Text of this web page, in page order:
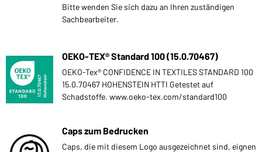
Bitte wenden Sie sich dazu an Ihren zuständigen
Sachbearbeiter.
OEKO-TEX® Standard 100 (15.0.70467)
OEKO-Tex® CONFIDENCE IN TEXTILES STANDARD 100
15.0.70467 HOHENSTEIN HTTI Getestet auf
Schadstoffe. www.oeko-tex.com/standard100
Caps zum Bedrucken
Caps, die mit diesem Logo ausgezeichnet sind, eignen